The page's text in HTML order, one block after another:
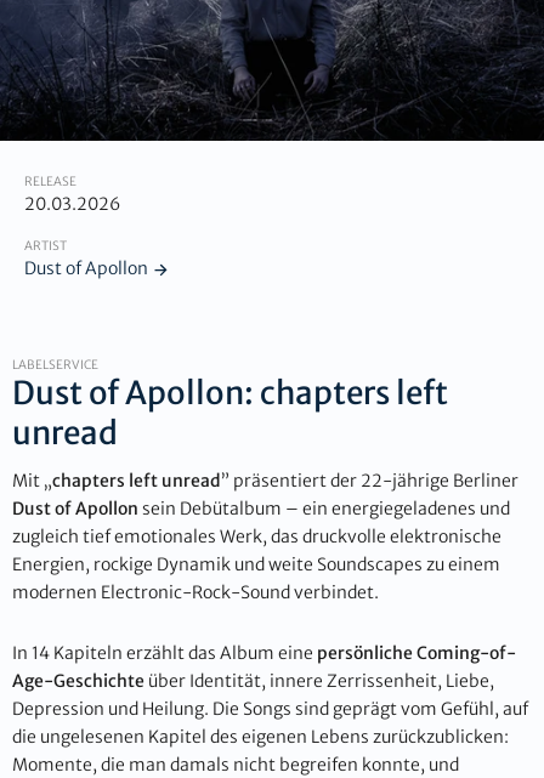
RELEASE
20.03.2026
ARTIST
Dust of Apollon
LABELSERVICE
Dust of Apollon: chapters left
unread
Mit „chapters left unread” präsentiert der 22-jährige Berliner
Dust of Apollon sein Debütalbum – ein energiegeladenes und
zugleich tief emotionales Werk, das druckvolle elektronische
Energien, rockige Dynamik und weite Soundscapes zu einem
modernen Electronic-Rock-Sound verbindet.
In 14 Kapiteln erzählt das Album eine persönliche Coming-of-
Age-Geschichte über Identität, innere Zerrissenheit, Liebe,
Depression und Heilung. Die Songs sind geprägt vom Gefühl, auf
die ungelesenen Kapitel des eigenen Lebens zurückzublicken:
Momente, die man damals nicht begreifen konnte, und